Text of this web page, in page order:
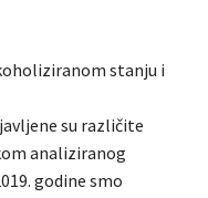
stanju i
su različite
analiziranog
godine smo